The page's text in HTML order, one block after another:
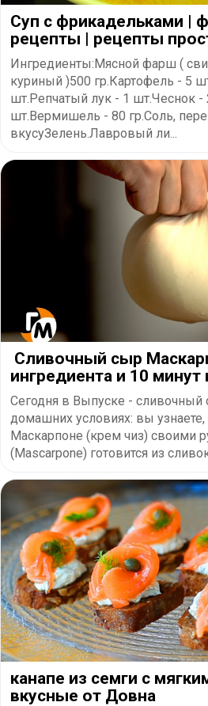
Суп с фрикадельками |
рецепты | рецепты
Ингредиенты:Мясной фарш (
куриный )500 гр.Картофель - 5
шт.Репчатый лук - 1 шт.Чеснок -
шт.Вермишель - 80 гр.Соль,
вкусуЗелень.Лавровый ли...
Cливочный сыр
ингредиента и 10
Сегодня в Выпуске -
домашних условиях: вы
Маскарпоне (крем чиз) своими
(Mascarpone) готовится из
канапе из семги с
вкусные от Довна